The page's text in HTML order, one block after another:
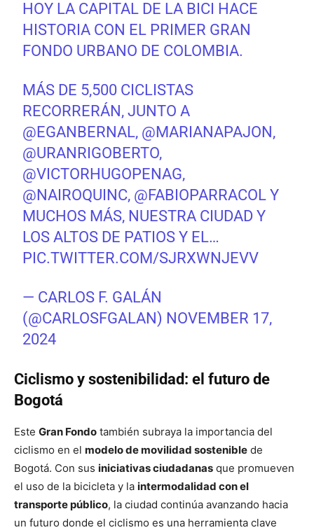
HOY LA CAPITAL DE LA BICI HACE
HISTORIA CON EL PRIMER GRAN
FONDO URBANO DE COLOMBIA.
MÁS DE 5,500 CICLISTAS
RECORRERÁN, JUNTO A
@EGANBERNAL, @MARIANAPAJON,
@URANRIGOBERTO,
@VICTORHUGOPENAG,
@NAIROQUINC, @FABIOPARRACOL Y
MUCHOS MÁS, NUESTRA CIUDAD Y
LOS ALTOS DE PATIOS Y EL…
PIC.TWITTER.COM/SJRXWNJEVV
— CARLOS F. GALÁN
(@CARLOSFGALAN) NOVEMBER 17,
2024
Ciclismo y sostenibilidad: el futuro de
Bogotá
Este Gran Fondo también subraya la importancia del
ciclismo en el modelo de movilidad sostenible de
Bogotá. Con sus iniciativas ciudadanas que promueven
el uso de la bicicleta y la intermodalidad con el
transporte público, la ciudad continúa avanzando hacia
un futuro donde el ciclismo es una herramienta clave